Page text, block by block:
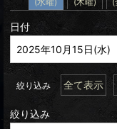
日付
絞り込み 全て表示
絞り込み